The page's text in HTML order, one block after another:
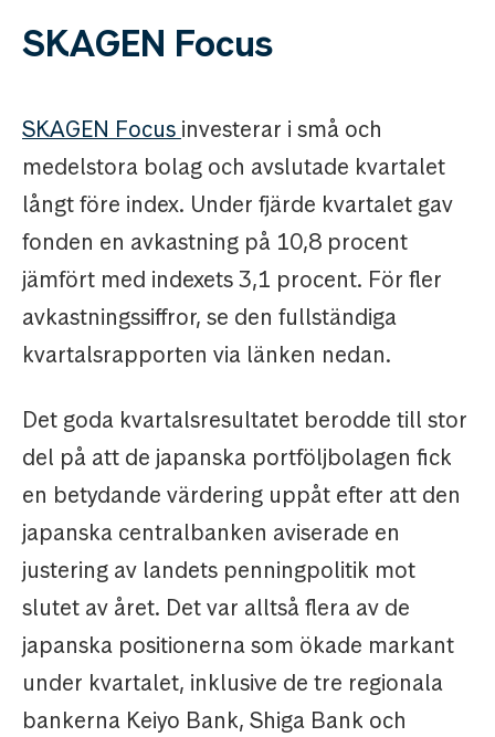
SKAGEN Focus
SKAGEN Focus investerar i små och
medelstora bolag och avslutade kvartalet
långt före index. Under fjärde kvartalet gav
fonden en avkastning på 10,8 procent
jämfört med indexets 3,1 procent. För fler
avkastningssiffror, se den fullständiga
kvartalsrapporten via länken nedan.
Det goda kvartalsresultatet berodde till stor
del på att de japanska portföljbolagen fick
en betydande värdering uppåt efter att den
japanska centralbanken aviserade en
justering av landets penningpolitik mot
slutet av året. Det var alltså flera av de
japanska positionerna som ökade markant
under kvartalet, inklusive de tre regionala
bankerna Keiyo Bank, Shiga Bank och